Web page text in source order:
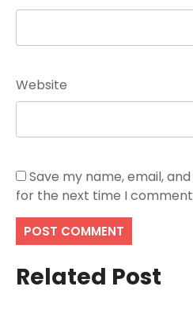
Website
Save my name, email,
for the next time I
Related Post